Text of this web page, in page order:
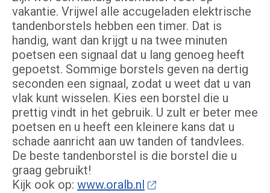
vakantie. Vrijwel alle accugeladen elektrische
tandenborstels hebben een timer. Dat is
handig, want dan krijgt u na twee minuten
poetsen een signaal dat u lang genoeg heeft
gepoetst. Sommige borstels geven na dertig
seconden een signaal, zodat u weet dat u van
vlak kunt wisselen. Kies een borstel die u
prettig vindt in het gebruik. U zult er beter mee
poetsen en u heeft een kleinere kans dat u
schade aanricht aan uw tanden of tandvlees.
De beste tandenborstel is die borstel die u
graag gebruikt!
Kijk ook op: www.oralb.nl